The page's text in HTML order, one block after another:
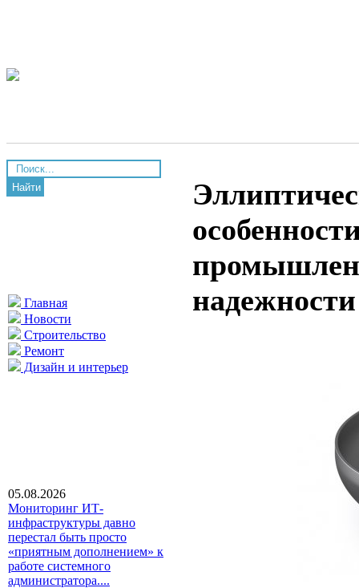
Найти
Главная
Новости
Строительство
Ремонт
Дизайн и интерьер
05.08.2026
Мониторинг ИТ-
инфраструктуры давно
перестал быть просто
«приятным дополнением» к
работе системного
администратора....